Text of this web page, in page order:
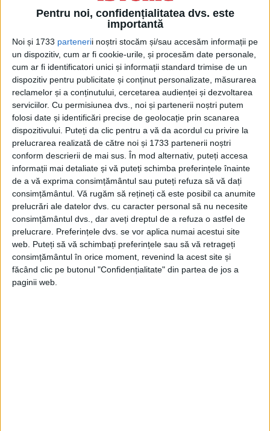
Pentru noi, confidențialitatea dvs. este
importantă
Noi și 1733 partenerii noștri stocăm și/sau accesăm informații pe
un dispozitiv, cum ar fi cookie-urile, și procesăm date personale,
cum ar fi identificatori unici și informații standard trimise de un
dispozitiv pentru publicitate și conținut personalizate, măsurarea
reclamelor și a conținutului, cercetarea audienței și dezvoltarea
serviciilor. Cu permisiunea dvs., noi și partenerii noștri putem
folosi date și identificări precise de geolocație prin scanarea
dispozitivului. Puteți da clic pentru a vă da acordul cu privire la
prelucrarea realizată de către noi și 1733 partenerii noștri
conform descrierii de mai sus. În mod alternativ, puteți accesa
informații mai detaliate și vă puteți schimba preferințele înainte
de a vă exprima consimțământul sau puteți refuza să vă dați
consimțământul. Vă rugăm să rețineți că este posibil ca anumite
prelucrări ale datelor dvs. cu caracter personal să nu necesite
consimțământul dvs., dar aveți dreptul de a refuza o astfel de
prelucrare. Preferințele dvs. se vor aplica numai acestui site
web. Puteți să vă schimbați preferințele sau să vă retrageți
consimțământul în orice moment, revenind la acest site și
făcând clic pe butonul "Confidențialitate" din partea de jos a
paginii web.
cu scopul de a îndemna oamenii să lupte
împotriva sistemului politic existent în Țara
Românească. Cu ajutorul populației,
revoluționarii preiau puterea și formează
un guvern provizoriu.
La scurt timp, au început primele
neînțelegeri, marii boieri profitând de